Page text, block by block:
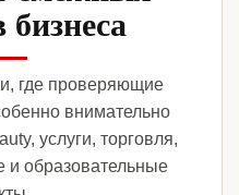
где проверяющие
внимательно
услуги, торговля,
и образовательные